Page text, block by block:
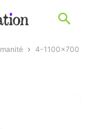
4-1100x700